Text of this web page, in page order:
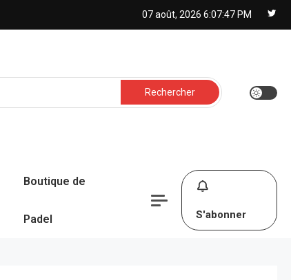
07 août, 2026 6:07:48 PM
Rechercher :
Boutique de
Padel S'abonner